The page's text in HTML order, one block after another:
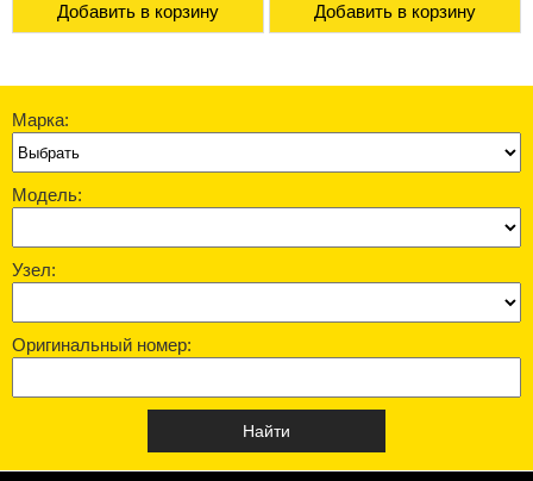
Добавить в корзину Добавить в корзину
Марка:
Модель:
Узел:
Оригинальный номер: